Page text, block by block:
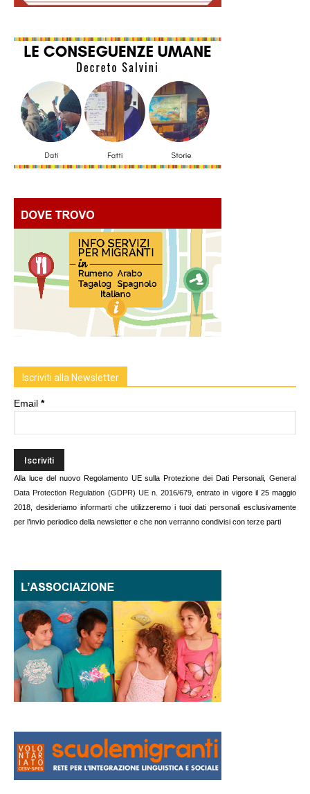
Iscriviti alla Newsletter
Email *
Alla luce del nuovo Regolamento UE sulla Protezione dei Dati Personali, General
Data Protection Regulation (GDPR) UE n. 2016/679 , entrato in vigore il 25 maggio
2018, desideriamo informarti che utilizzeremo i tuoi dati personali esclusivamente
per l’invio periodico della newsletter e che non verranno condivisi con terze parti